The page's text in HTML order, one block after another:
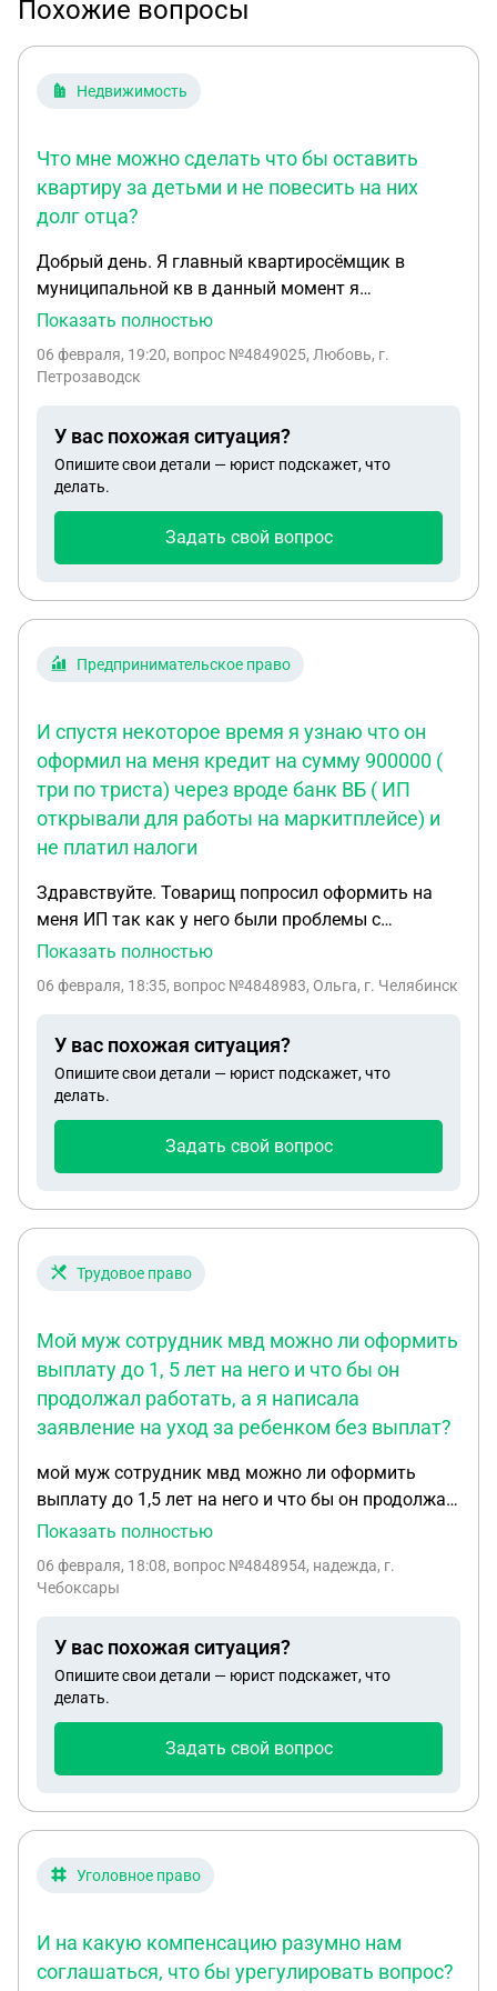
Похожие вопросы
Недвижимость
Что мне можно сделать что бы оставить
квартиру за детьми и не повесить на них
долг отца?
Добрый день. Я главный квартиросёмщик в
муниципальной кв в данный момент я
выписалась после развода с мужем, но в
несовершеннолетний . Бывший муж жку не
долг отца?
Показать полностью
06 февраля, 19:20, вопрос №4849025, Любовь, г.
Петрозаводск
У вас похожая ситуация?
Опишите свои детали — юрист подскажет, что
делать.
Задать свой вопрос
Предпринимательское право
И спустя некоторое время я узнаю что он
оформил на меня кредит на сумму 900000 (
три по триста) через вроде банк ВБ ( ИП
открывали для работы на маркитплейсе) и
не платил налоги
Здравствуйте. Товарищ попросил оформить на
меня ИП так как у него были проблемы с
судебными пристоваии . Я оформила и дада еще
номер телефона. И спустя некоторое время я
900000 ( три по триста) через вроде банк ВБ ( ИП
открывали для работы на маркитплейсе) и не
платил налоги . Как мне теперь быть
Показать полностью
06 февраля, 18:35, вопрос №4848983, Ольга, г. Челябинск
У вас похожая ситуация?
Опишите свои детали — юрист подскажет, что
делать.
Задать свой вопрос
Трудовое право
Мой муж сотрудник мвд можно ли оформить
выплату до 1, 5 лет на него и что бы он
продолжал работать, а я написала
заявление на уход за ребенком без выплат?
мой муж сотрудник мвд можно ли оформить
выплату до 1,5 лет на него и что бы он продолжал
работать, а я написала заявление на уход за
это запрещается
Показать полностью
06 февраля, 18:08, вопрос №4848954, надежда, г.
Чебоксары
У вас похожая ситуация?
Опишите свои детали — юрист подскажет, что
делать.
Задать свой вопрос
Уголовное право
И на какую компенсацию разумно нам
соглашаться, что бы урегулировать вопрос?